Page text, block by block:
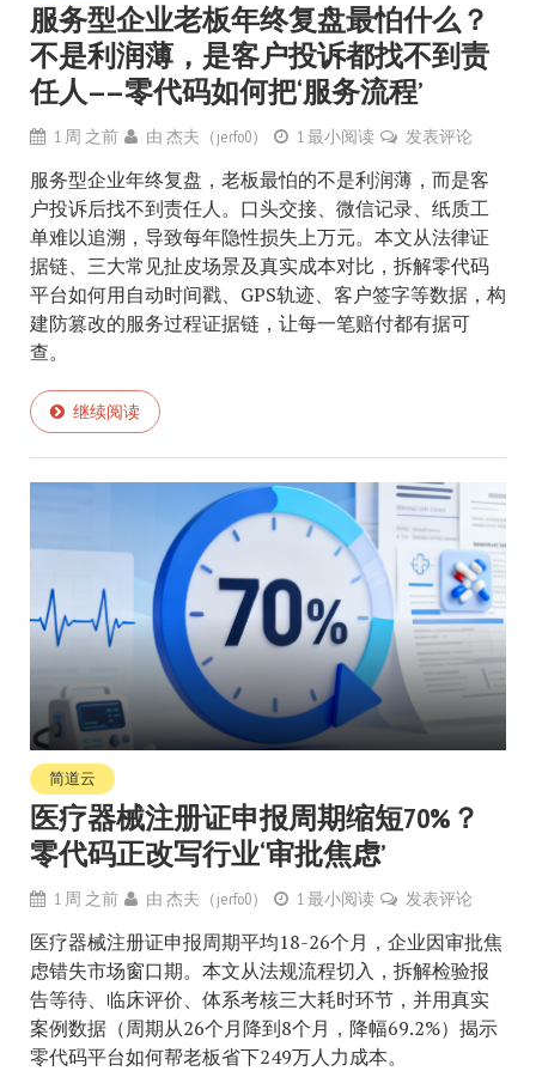
服务型企业老板年终复盘最怕什么？
不是利润薄，是客户投诉都找不到责
任人——零代码如何把‘服务流程’
1 周 之前 由 杰夫（jerfo0） 1 最小阅读 发表评论
服务型企业年终复盘，老板最怕的不是利润薄，而是客
户投诉后找不到责任人。口头交接、微信记录、纸质工
单难以追溯，导致每年隐性损失上万元。本文从法律证
据链、三大常见扯皮场景及真实成本对比，拆解零代码
平台如何用自动时间戳、GPS轨迹、客户签字等数据，构
建防篡改的服务过程证据链，让每一笔赔付都有据可
查。
继续阅读
简道云
医疗器械注册证申报周期缩短70%？
零代码正改写行业‘审批焦虑’
1 周 之前 由 杰夫（jerfo0） 1 最小阅读 发表评论
医疗器械注册证申报周期平均18-26个月，企业因审批焦
虑错失市场窗口期。本文从法规流程切入，拆解检验报
告等待、临床评价、体系考核三大耗时环节，并用真实
案例数据（周期从26个月降到8个月，降幅69.2%）揭示
零代码平台如何帮老板省下249万人力成本。